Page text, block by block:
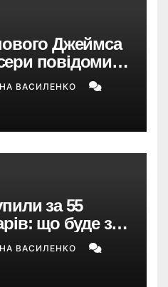
Джеймса
повідомили
ВАСИЛЕНКО
за 55
що буде з
і The
ВАСИЛЕНКО